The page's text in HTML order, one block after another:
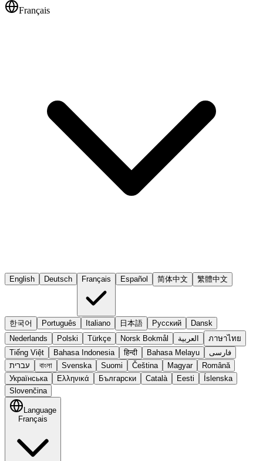
Français
English Deutsch Français Español 简体中文 繁體中文
한국어 Português Italiano 日本語 Русский
Dansk
Nederlands
Polski Türkçe Norsk Bokmål العربية
ภาษาไทย
Tiếng Việt
Bahasa Indonesia हिन्दी Bahasa Melayu
فارسی
עברית
বাংলা Svenska Suomi Čeština Magyar
Română
Українська
Ελληνικά Български Català Eesti
Íslenska
Slovenčina
Language
Français